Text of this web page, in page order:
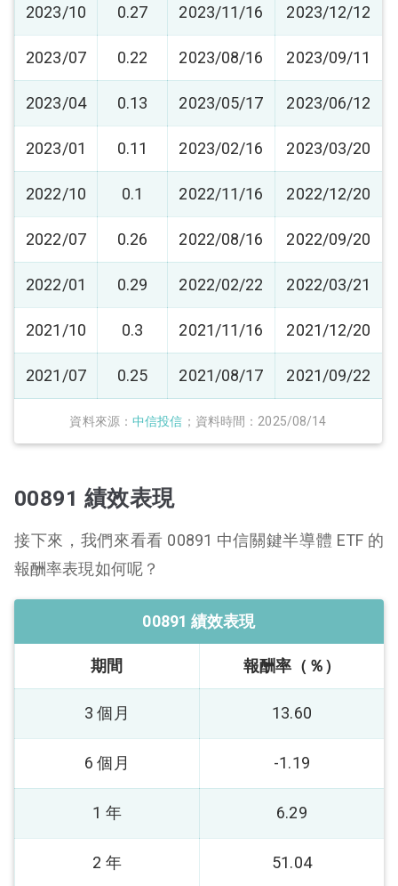
資料來源：中信投信 ；資料時間：2025/08/14
2023/10 0.27 2023/11/16 2023/12/12
2023/07 0.22 2023/08/16 2023/09/11
2023/04 0.13 2023/05/17 2023/06/12
2023/01 0.11 2023/02/16 2023/03/20
2022/10 0.1 2022/11/16 2022/12/20
2022/07 0.26 2022/08/16 2022/09/20
2022/01 0.29 2022/02/22 2022/03/21
2021/10 0.3 2021/11/16 2021/12/20
2021/07 0.25 2021/08/17 2021/09/22
00891 績效表現
接下來，我們來看看 00891 中信關鍵半導體 ETF 的
報酬率表現如何呢？
00891 績效表現
期間 報酬率（％）
3 個月 13.60
6 個月 -1.19
1 年 6.29
2 年 51.04